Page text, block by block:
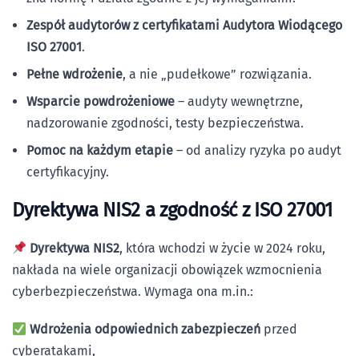
Zespół audytorów z certyfikatami Audytora Wiodącego
ISO 27001.
Pełne wdrożenie, a nie „pudełkowe” rozwiązania.
Wsparcie powdrożeniowe – audyty wewnętrzne,
nadzorowanie zgodności, testy bezpieczeństwa.
Pomoc na każdym etapie – od analizy ryzyka po audyt
certyfikacyjny.
Dyrektywa NIS2 a zgodność z ISO 27001
Dyrektywa NIS2, która wchodzi w życie w 2024 roku,
nakłada na wiele organizacji obowiązek wzmocnienia
cyberbezpieczeństwa. Wymaga ona m.in.:
Wdrożenia odpowiednich zabezpieczeń przed
cyberatakami,